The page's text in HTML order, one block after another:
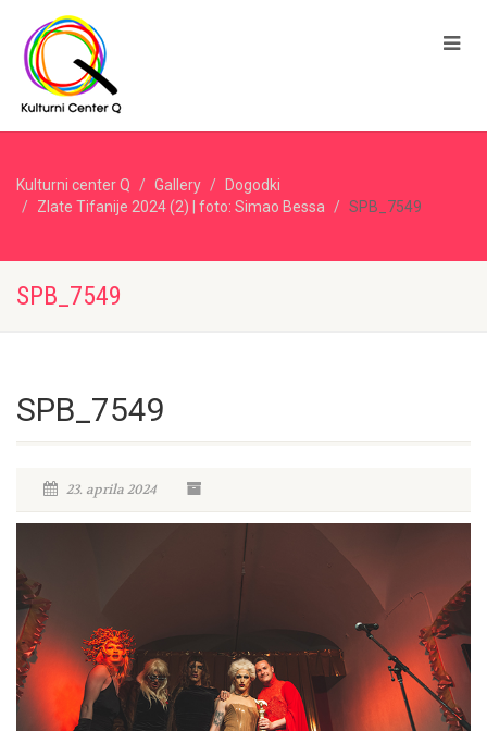
Kulturni center Q Gallery
Dogodki
Zlate Tifanije 2024 (2) | foto: Simao Bessa
SPB_7549
SPB_7549
SPB_7549
23. aprila 2024